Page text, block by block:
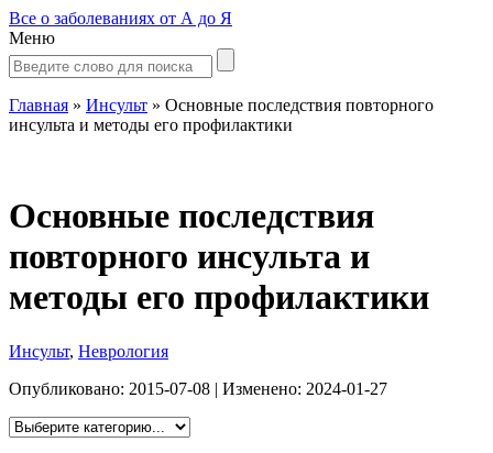
Все о заболеваниях от А до Я
Меню
Главная » Инсульт » Основные последствия повторного
инсульта и методы его профилактики
Основные последствия
повторного инсульта и
методы его профилактики
Инсульт, Неврология
Опубликовано: 2015-07-08 | Изменено: 2024-01-27